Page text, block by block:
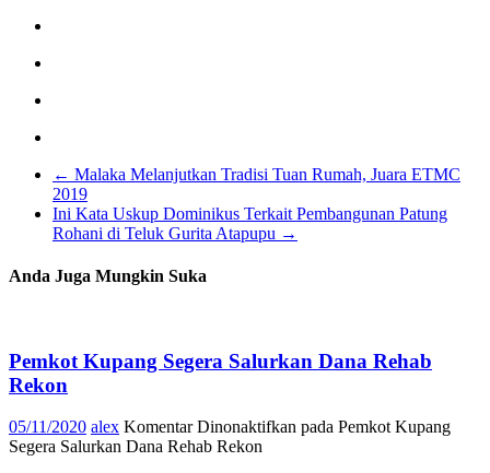
← Malaka Melanjutkan Tradisi Tuan Rumah, Juara ETMC
2019
Ini Kata Uskup Dominikus Terkait Pembangunan Patung
Rohani di Teluk Gurita Atapupu →
Anda Juga Mungkin Suka
Pemkot Kupang Segera Salurkan Dana Rehab
Rekon
05/11/2020 alex Komentar Dinonaktifkan pada Pemkot Kupang
Segera Salurkan Dana Rehab Rekon